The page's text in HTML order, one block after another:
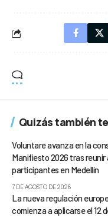
Quizás también
Voluntare avanza en la
Manifiesto 2026 tras reunir
participantes en Medellín
7 DE AGOSTO DE 2026
La nueva regulación
comienza a aplicarse el 12